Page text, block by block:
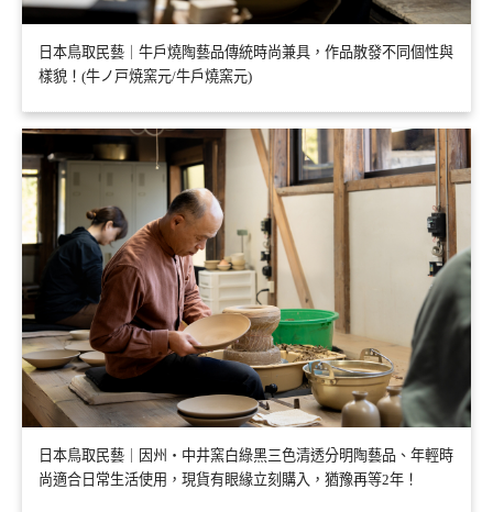
日本鳥取民藝｜牛戶燒陶藝品傳統時尚兼具，作品散發不同個性與
樣貌！(牛ノ戸焼窯元/牛戶燒窯元)
日本鳥取民藝｜因州・中井窯白綠黑三色清透分明陶藝品、年輕時
尚適合日常生活使用，現貨有眼緣立刻購入，猶豫再等2年！